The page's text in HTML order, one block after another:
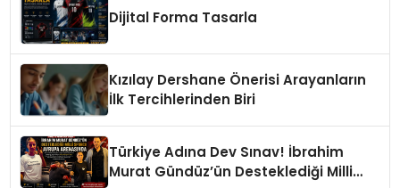
Dijital Forma Tasarla
Kızılay Dershane Önerisi Arayanların
İlk Tercihlerinden Biri
Türkiye Adına Dev Sınav! İbrahim
Murat Gündüz’ün Desteklediği Milli